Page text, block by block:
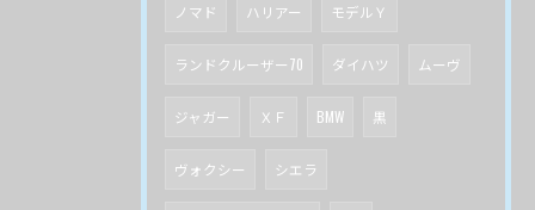
ノマド ハリアー モデルＹ
ランドクルーザー70 ダイハツ ムーヴ
ジャガー ＸＦ BMW 黒
ヴォクシー シエラ